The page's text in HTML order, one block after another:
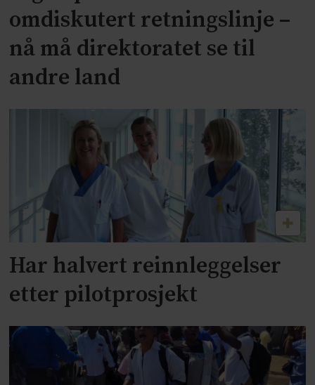
omdiskutert retningslinje –
nå må direktoratet se til
andre land
Har halvert reinnleggelser
etter pilotprosjekt